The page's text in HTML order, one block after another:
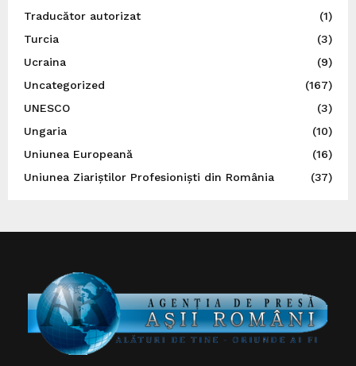
Traducător autorizat
(1)
Turcia
(3)
Ucraina
(9)
Uncategorized
(167)
UNESCO
(3)
Ungaria
(10)
Uniunea Europeană
(16)
Uniunea Ziariștilor Profesioniști din România
(37)